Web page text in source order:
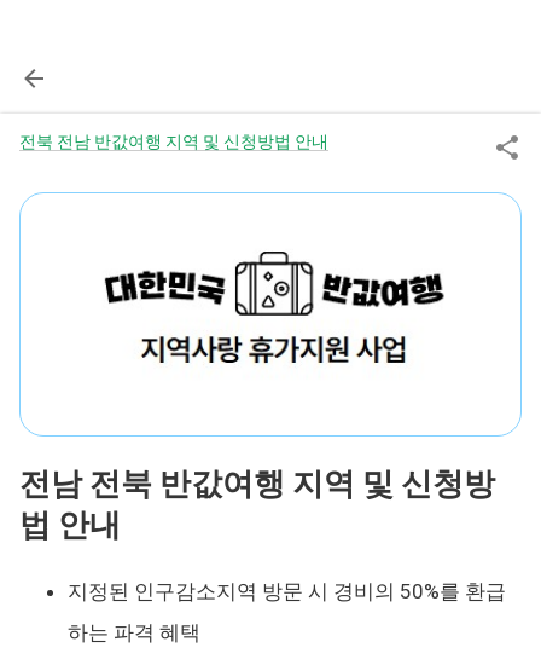
전북 전남 반값여행 지역 및 신청방법 안내
전남 전북 반값여행 지역 및 신청방
법 안내
지정된 인구감소지역 방문 시 경비의 50%를 환급
하는 파격 혜택